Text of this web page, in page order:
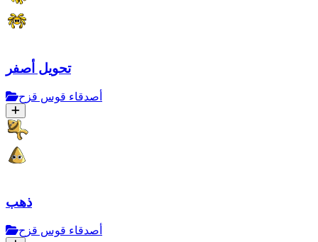
تحويل أصفر
أصدقاء قوس قزح
ذهب
أصدقاء قوس قزح